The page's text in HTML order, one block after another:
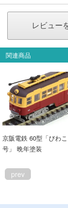
関連商品
京阪電鉄 60型「びわこ
号」 晩年塗装
prev